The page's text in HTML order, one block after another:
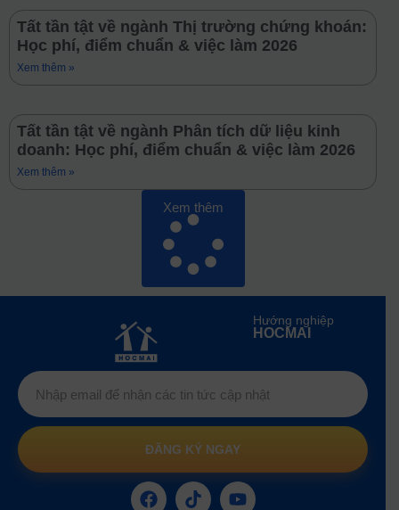
Tất tần tật về ngành Thị trường chứng khoán:
Học phí, điểm chuẩn & việc làm 2026
Xem thêm »
Tất tần tật về ngành Phân tích dữ liệu kinh
doanh: Học phí, điểm chuẩn & việc làm 2026
Xem thêm »
Xem thêm
Hướng nghiệp
HOCMAI
ĐĂNG KÝ NGAY